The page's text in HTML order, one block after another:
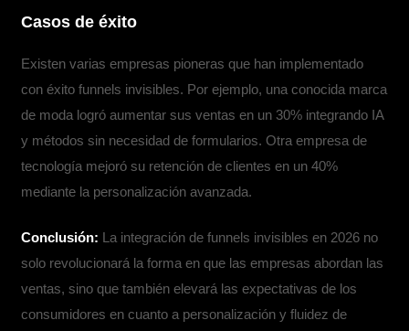
Casos de éxito
Existen varias empresas pioneras que han implementado
con éxito funnels invisibles. Por ejemplo, una conocida marca
de moda logró aumentar sus ventas en un 30% integrando IA
y métodos sin necesidad de formularios. Otra empresa de
tecnología mejoró su retención de clientes en un 40%
mediante la personalización avanzada.
Conclusión: La integración de funnels invisibles en 2026 no
solo revolucionará la forma en que las empresas abordan las
ventas, sino que también elevará las expectativas de los
consumidores en cuanto a personalización y fluidez de